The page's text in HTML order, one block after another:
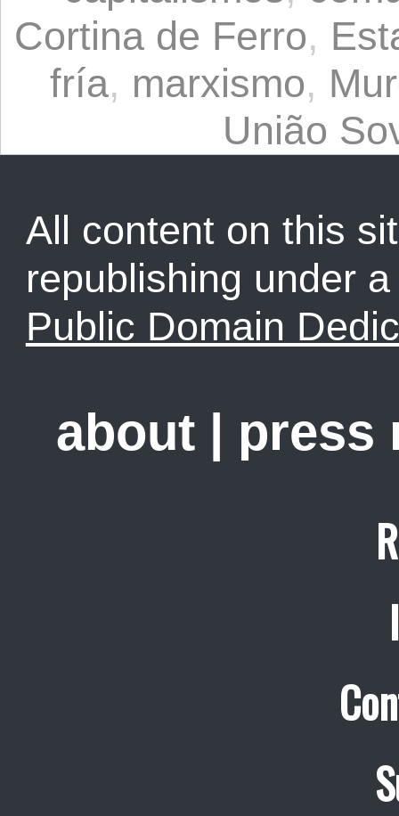
Cortina de Ferro,
fría, marxismo,
União
All content on this
republishing under
Public Domain
about press